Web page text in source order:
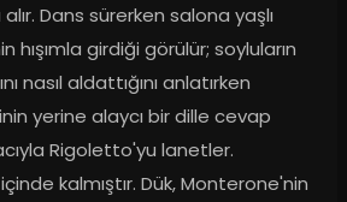
Dans sürerken salona yaşlı
hışımla girdiği görülür; soyluların
nasıl aldattığını anlatırken
yerine alaycı bir dille cevap
Rigoletto'yu lanetler.
kalmıştır. Dük, Monterone'nin